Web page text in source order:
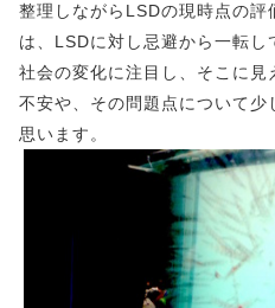
整理しながらLSDの現時点の評
は、LSDに対し忌避から一転し
社会の変化に注目し、そこに
不安や、その問題点について少
思います。